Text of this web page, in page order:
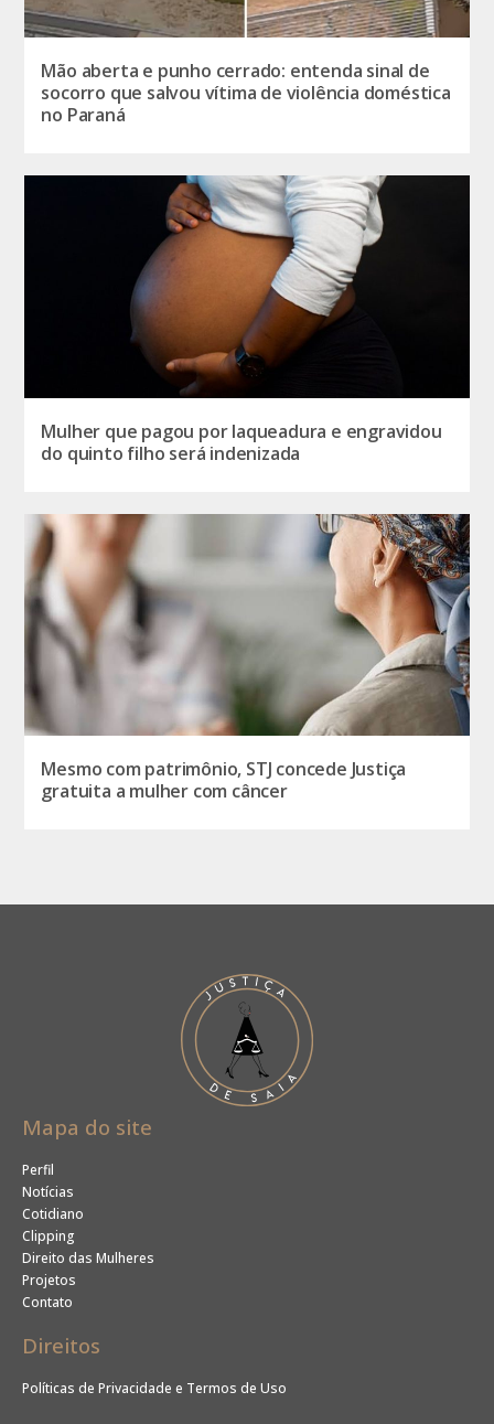
Mão aberta e punho cerrado: entenda sinal de
socorro que salvou vítima de violência doméstica
no Paraná
Mulher que pagou por laqueadura e engravidou
do quinto filho será indenizada
Mesmo com patrimônio, STJ concede Justiça
gratuita a mulher com câncer
Mapa do site
Perfil
Notícias
Cotidiano
Clipping
Direito das Mulheres
Projetos
Contato
Direitos
Políticas de Privacidade e Termos de Uso